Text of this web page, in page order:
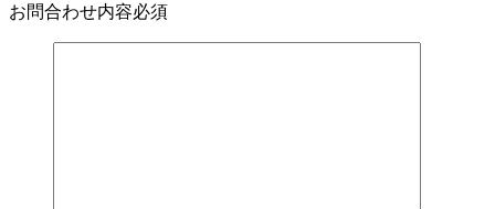
お問合わせ内容必須